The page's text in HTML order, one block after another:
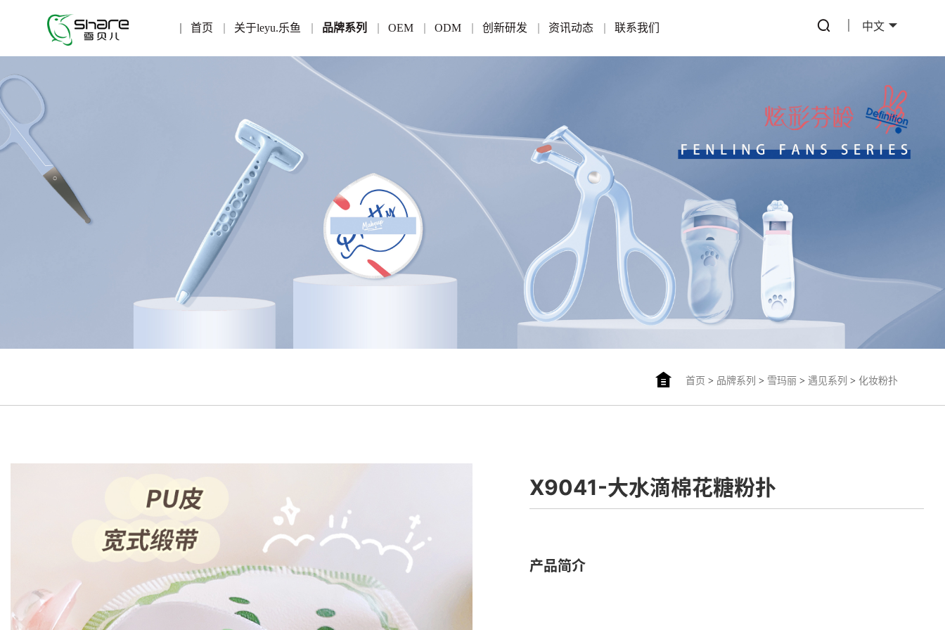
首页 关于leyu.乐鱼 品牌系列 OEM ODM 创新研发 资讯动态 联系我们 中文
首页 > 品牌系列 > 雪玛丽 > 遇见系列 > 化妆粉扑
X9041-大水滴棉花糖粉扑
产品简介